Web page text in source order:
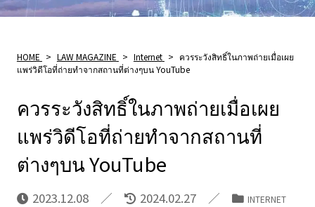
HOME > LAW MAGAZINE > Internet > ควรระวังสิทธิ์ในภาพถ่ายเมื่อเผย
แพร่วิดีโอที่ถ่ายทำจากสถานที่ต่างๆบน YouTube
ควรระวังสิทธิ์ในภาพถ่ายเมื่อเผย
แพร่วิดีโอที่ถ่ายทำจากสถานที่
ต่างๆบน YouTube
2023.12.08 2024.02.27 INTERNET